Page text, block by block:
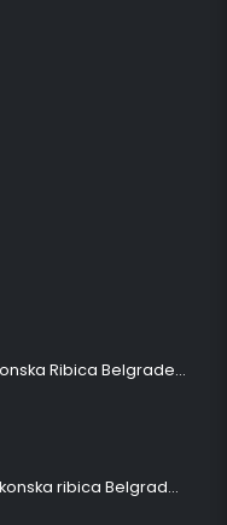
Šetač HOLO srednji silikonska Ribica Belgrade Walker
Šetač srednji NATUR silikonska ribica Belgrade Walker